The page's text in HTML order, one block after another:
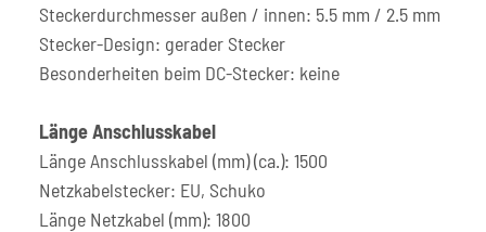
Steckerdurchmesser außen / innen: 5.5 mm / 2.5 mm
Stecker-Design: gerader Stecker
Besonderheiten beim DC-Stecker: keine
Länge Anschlusskabel
Länge Anschlusskabel (mm) (ca.): 1500
Netzkabelstecker: EU, Schuko
Länge Netzkabel (mm): 1800